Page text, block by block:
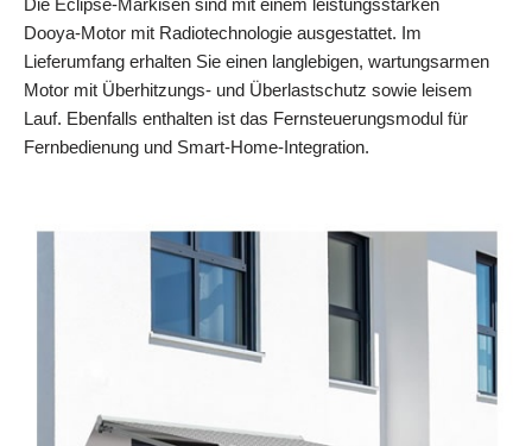
Die Eclipse-Markisen sind mit einem leistungsstarken
Dooya‑Motor mit Radiotechnologie ausgestattet. Im
Lieferumfang erhalten Sie einen langlebigen, wartungsarmen
Motor mit Überhitzungs- und Überlastschutz sowie leisem
Lauf. Ebenfalls enthalten ist das Fernsteuerungsmodul für
Fernbedienung und Smart‑Home‑Integration.